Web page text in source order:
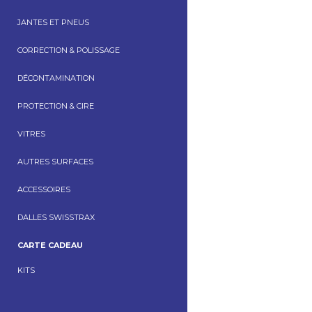
JANTES ET PNEUS
CORRECTION & POLISSAGE
DÉCONTAMINATION
PROTECTION & CIRE
VITRES
AUTRES SURFACES
ACCESSOIRES
DALLES SWISSTRAX
CARTE CADEAU
KITS